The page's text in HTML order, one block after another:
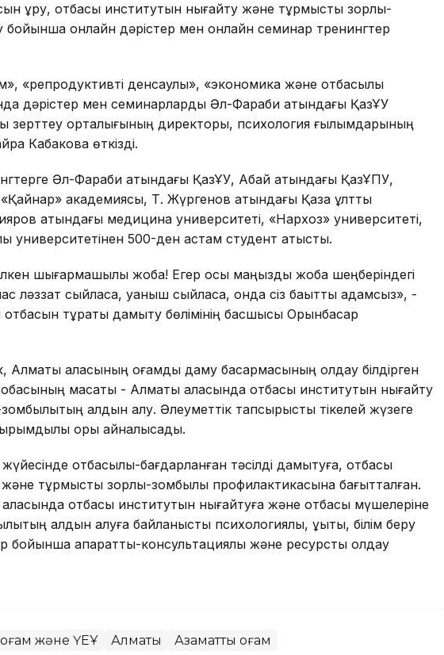
құру, отбасы институтын нығайту және тұрмыстық зорлық-
бойынша онлайн дәрістер мен онлайн семинар тренингтер
«репродуктивті денсаулық», «экономика және отбасылық
дәрістер мен семинарларды Әл-Фараби атындағы ҚазҰУ
зерттеу орталығының директоры, психология ғылымдарының
Кабакова өткізді.
Әл-Фараби атындағы ҚазҰУ, Абай атындағы ҚазҰПУ,
академиясы, Т. Жүргенов атындағы Қазақ ұлттық
атындағы медицина университеті, «Нархоз» университеті,
университетінен 500-ден астам студент қатысты.
шығармашылық жоба! Егер осы маңызды жоба шеңберіндегі
ләззат сыйласа, қуаныш сыйласа, онда сіз бақытты адамсыз», -
отбасын тұрақты дамыту бөлімінің басшысы Орынбасар
Алматы қаласының қоғамдық даму басқармасының қолдау білдірген
мақсаты - Алматы қаласында отбасы институтын нығайту
алдын алу. Әлеуметтік тапсырысты тікелей жүзеге
қоры айналысады.
отбасылық-бағдарланған тәсілді дамытуға, отбасы
тұрмыстық зорлық-зомбылық профилактикасына бағытталған.
отбасы институтын нығайтуға және отбасы мүшелеріне
алдын алуға байланысты психологиялық, құқықтық, білім беру
бойынша ақпараттық-консультациялық және ресурстық қолдау
қоғам және ҮЕҰ Алматы Азаматтық қоғам